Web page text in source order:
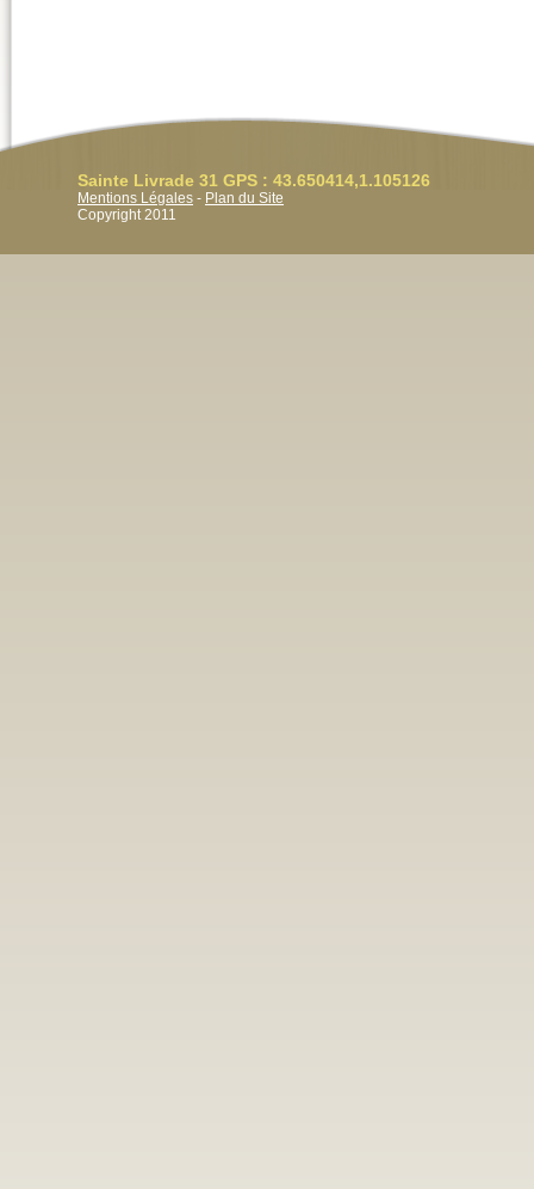
Sainte Livrade 31 GPS : 43.650414,1.105126
Mentions Légales - Plan du Site
Copyright 2011